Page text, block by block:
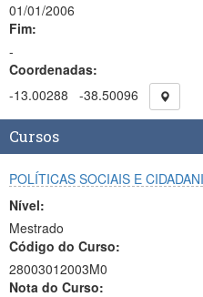
01/01/2006
Fim:
-
Coordenadas:
-13.00288
-38.50096
Cursos
POLÍTICAS SOCIAIS E
Nível:
Mestrado
Código do Curso:
28003012003M0
Nota do Curso: